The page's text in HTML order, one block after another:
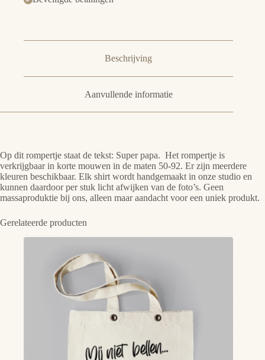
Beschrijving
Aanvullende informatie
Op dit rompertje staat de tekst: Super papa. Het rompertje is
verkrijgbaar in korte mouwen in de maten 50-92. Er zijn meerdere
kleuren beschikbaar. Elk shirt wordt handgemaakt in onze studio en
kunnen daardoor per stuk licht afwijken van de foto’s. Geen
massaproduktie bij ons, alleen maar aandacht voor een uniek produkt.
Gerelateerde producten